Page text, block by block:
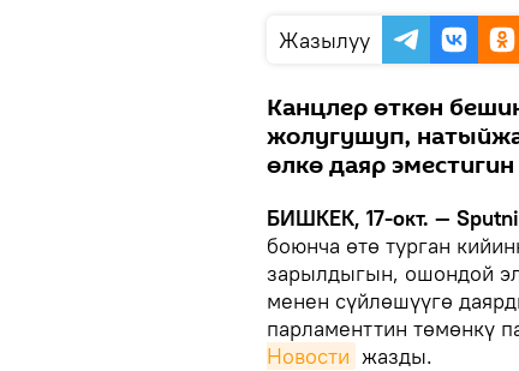
Жазылуу
Канцлер өткөн
жолугушуп,
өлкө даяр
БИШКЕК, 17-окт. —
боюнча өтө турган
зарылдыгын, ошондой
менен сүйлөшүүгө
парламенттин төмөнкү
Новости жазды.